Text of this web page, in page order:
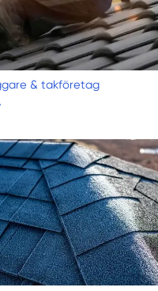
& takföretag